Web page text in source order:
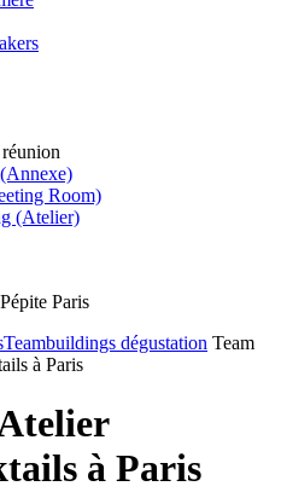
Room)
(Atelier)
Teambuildings dégustation Team
à Paris
à Paris